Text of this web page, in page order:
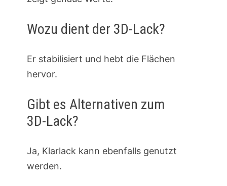
Wozu dient der 3D-Lack?
Er stabilisiert und hebt die Flächen
hervor.
Gibt es Alternativen zum
3D-Lack?
Ja, Klarlack kann ebenfalls genutzt
werden.